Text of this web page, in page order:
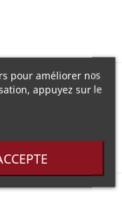
pour améliorer nos
appuyez sur le